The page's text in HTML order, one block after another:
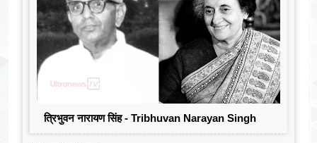
त्रिभुवन नारायण सिंह - Tribhuvan Narayan Singh